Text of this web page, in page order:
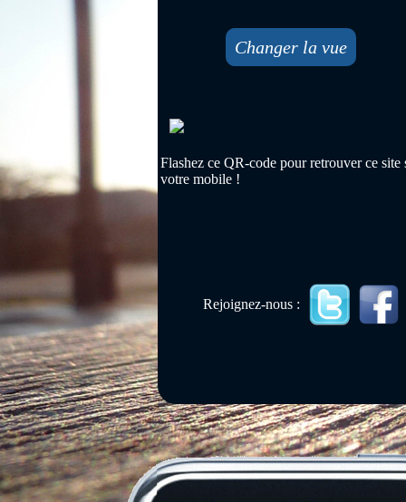
Changer la vue
Flashez ce QR-code pour retrouver ce site
votre mobile !
Rejoignez-nous :